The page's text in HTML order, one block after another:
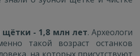
щётки - 1,8 млн лет. Археологи
такой возраст останков